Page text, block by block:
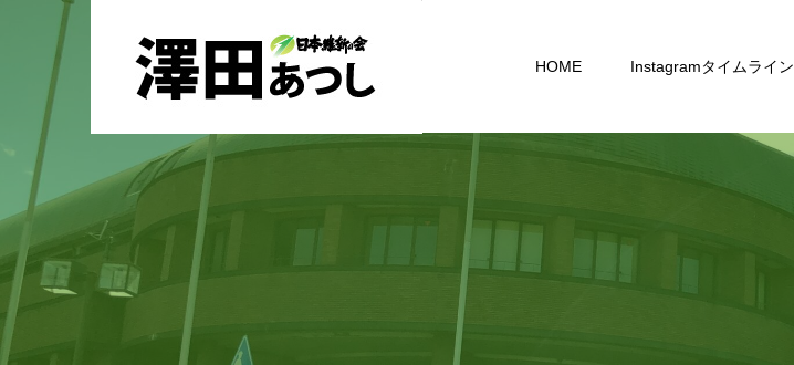
HOME Instagramタイムライン